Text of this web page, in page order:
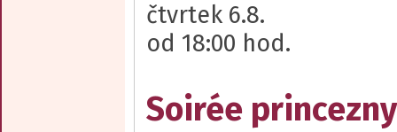
čtvrtek 6.8.
od 18:00 hod.
Soirée princezny